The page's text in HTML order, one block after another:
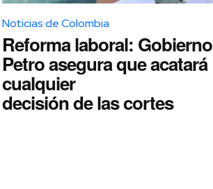
Noticias de Colombia
Reforma laboral: Gobierno
Petro asegura que acatará
cualquier
decisión de las cortes